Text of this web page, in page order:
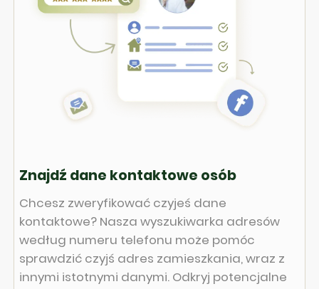
Znajdź dane kontaktowe osób
Chcesz zweryfikować czyjeś dane
kontaktowe? Nasza wyszukiwarka adresów
według numeru telefonu może pomóc
sprawdzić czyjś adres zamieszkania, wraz z
innymi istotnymi danymi. Odkryj potencjalne